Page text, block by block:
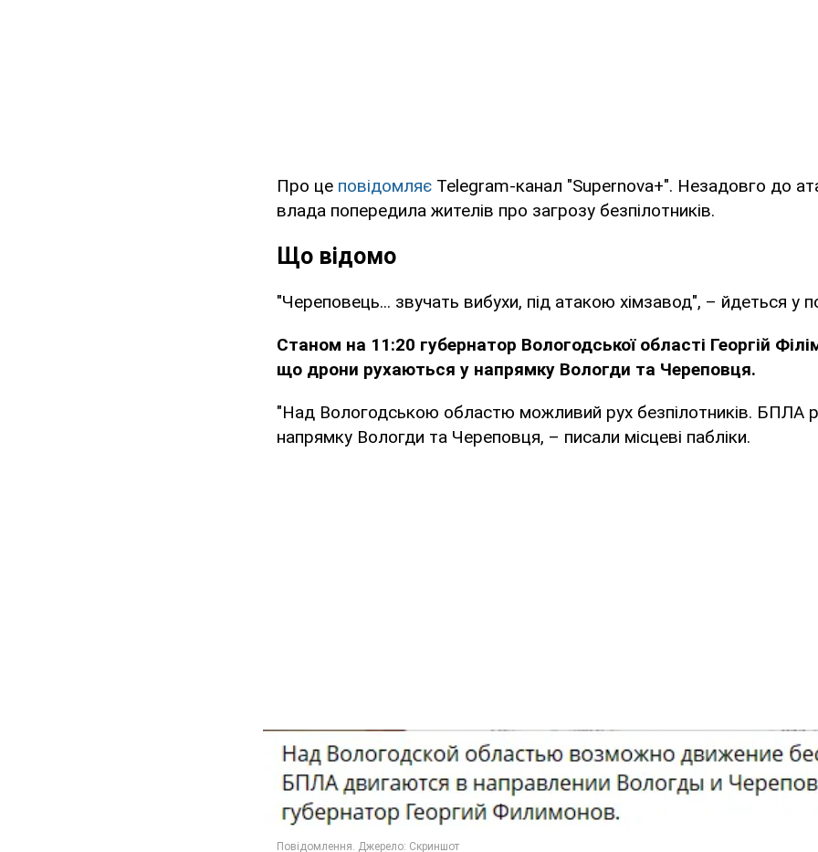
Про це повідомляє Telegram-канал "Supernova+". Незадовго до
влада попередила жителів про загрозу безпілотників.
Що відомо
"Череповець... звучать вибухи, під атакою хімзавод", – йдеться у
Станом на 11:20 губернатор Вологодської області Георгій
що дрони рухаються у напрямку Вологди та Череповця.
"Над Вологодською областю можливий рух безпілотників. БПЛА
напрямку Вологди та Череповця, – писали місцеві пабліки.